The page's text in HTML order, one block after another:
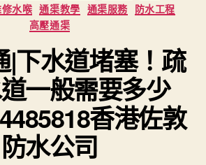
水喉 通渠教學 通渠服務 防水工程
高壓通渠
|下水道堵塞！疏
一般需要多少
香港佐敦
防水公司